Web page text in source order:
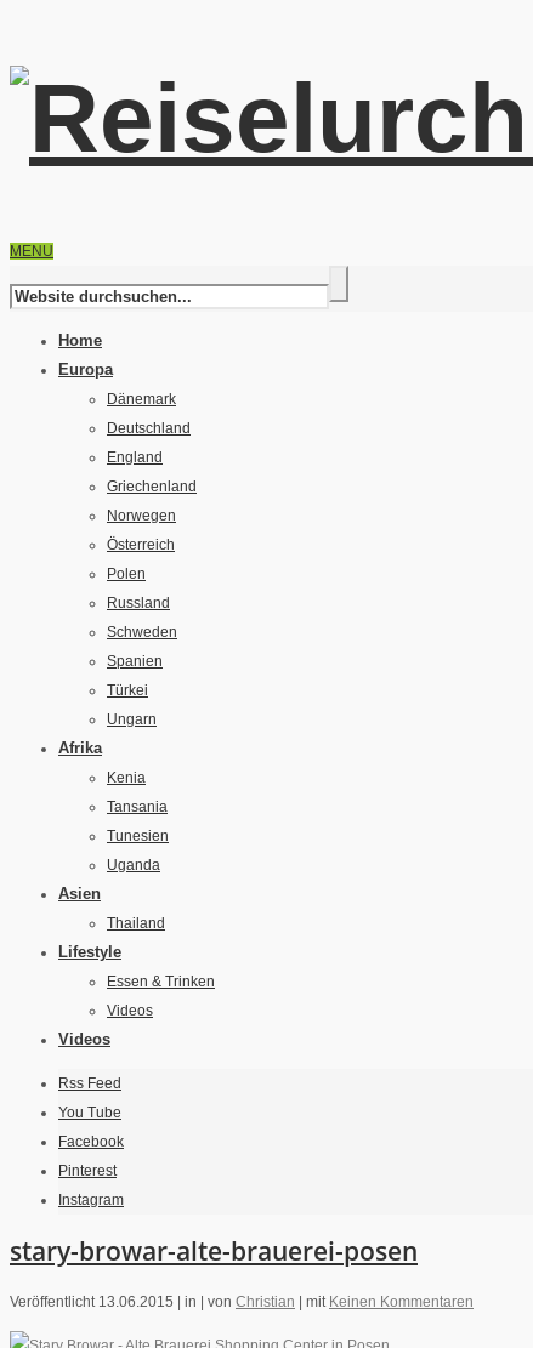
MENU
Home
Europa
Dänemark
Deutschland
England
Griechenland
Norwegen
Österreich
Polen
Russland
Schweden
Spanien
Türkei
Ungarn
Afrika
Kenia
Tansania
Tunesien
Uganda
Asien
Thailand
Lifestyle
Essen & Trinken
Videos
Videos
Rss Feed
You Tube
Facebook
Pinterest
Instagram
stary-browar-alte-brauerei-posen
Veröffentlicht 13.06.2015 | in | von Christian mit Keinen Kommentaren